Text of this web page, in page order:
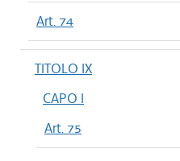
Art. 74
TITOLO IX
CAPO I
Art. 75